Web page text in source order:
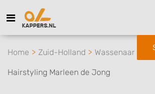
Home Zuid-Holland Wassenaar
Hairstyling Marleen de Jong